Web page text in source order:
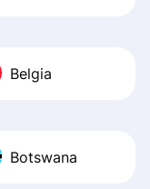
Belgia
Botswana